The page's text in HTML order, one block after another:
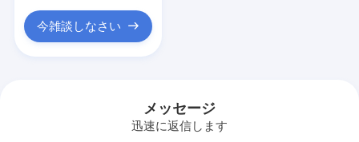
今雑談しなさい
メッセージ
迅速に返信します